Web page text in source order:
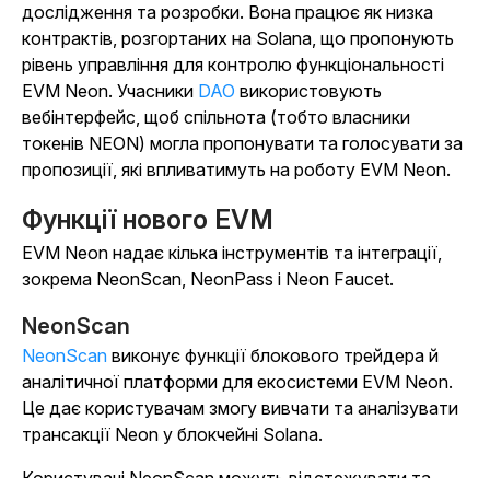
дослідження та розробки. Вона працює як низка
контрактів, розгортаних на Solana, що пропонують
рівень управління для контролю функціональності
EVM Neon. Учасники DAO використовують
вебінтерфейс, щоб спільнота (тобто власники
токенів NEON) могла пропонувати та голосувати за
пропозиції, які впливатимуть на роботу EVM Neon.
Функції нового EVM
EVM Neon надає кілька інструментів та інтеграції,
зокрема NeonScan, NeonPass і Neon Faucet.
NeonScan
NeonScan виконує функції блокового трейдера й
аналітичної платформи для екосистеми EVM Neon.
Це дає користувачам змогу вивчати та аналізувати
трансакції Neon у блокчейні Solana.